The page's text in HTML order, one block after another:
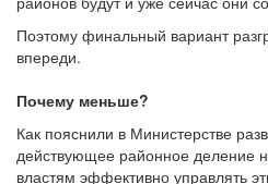
Поэтому финальный вариант
впереди.
Почему меньше?
Как пояснили в Министерстве
действующее районное деление
властям эффективно управлять